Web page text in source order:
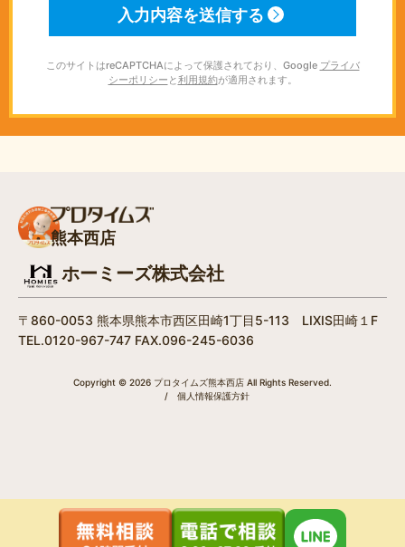
このサイトはreCAPTCHAによって保護されており、Google プライバ
シーポリシー と利用規約が適用されます。
熊本西店
ホーミーズ株式会社
〒860-0053 熊本県熊本市西区田崎1丁目5-113 LIXIS田崎１F
TEL.0120-967-747 FAX.096-245-6036
Copyright © 2026 プロタイムズ熊本西店 All Rights Reserved.
/
個人情報保護方針